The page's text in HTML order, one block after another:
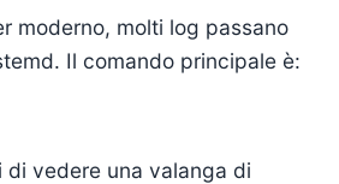
moderno, molti log passano
Il comando principale è:
di vedere una valanga di